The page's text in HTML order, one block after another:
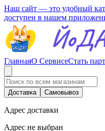
Наш сайт — это удобный
доступен в нашем
ГлавнаяО СервисеСтать
Доставка Самовывоз
Адрес доставки
Адрес не выбран